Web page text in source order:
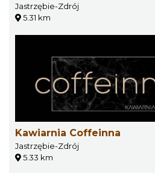
Jastrzębie-Zdrój
5.31 km
Kawiarnia Coffeinna
Jastrzębie-Zdrój
5.33 km